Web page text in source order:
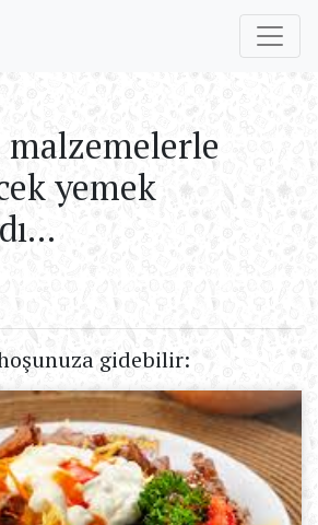
yemek
gidebilir: